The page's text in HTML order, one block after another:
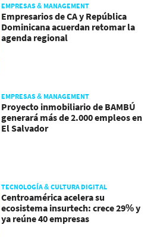
EMPRESAS & MANAGEMENT
Empresarios de CA y República
Dominicana acuerdan retomar la
agenda regional
EMPRESAS & MANAGEMENT
Proyecto inmobiliario de BAMBÚ
generará más de 2.000 empleos en
El Salvador
TECNOLOGÍA & CULTURA DIGITAL
Centroamérica acelera su
ecosistema insurtech: crece 29% y
ya reúne 40 empresas